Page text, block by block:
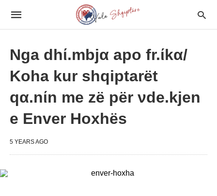
Nga dhί.mbjα apo fr.ίkα/
Koha kur shqiptarët
qα.nίn me zë për νde.kjen
e Enver Hoxhës
5 YEARS AGO